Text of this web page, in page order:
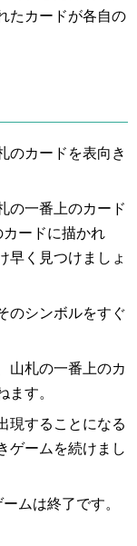
たカードが各自の
のカードを表向き
の一番上のカード
ードに描かれ
早く見つけましょ
のシンボルをすぐ
山札の一番上のカ
ます。
現することになる
ゲームを続けまし
ムは終了です。